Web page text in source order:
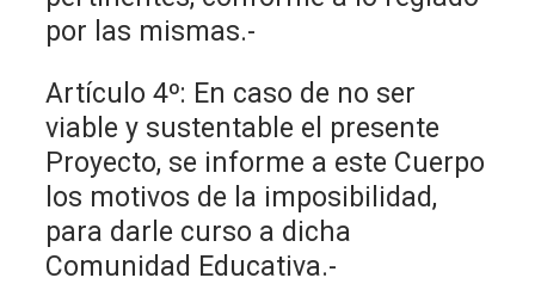
por las mismas.-
Artículo 4º: En caso de no ser
viable y sustentable el presente
Proyecto, se informe a este Cuerpo
los motivos de la imposibilidad,
para darle curso a dicha
Comunidad Educativa.-